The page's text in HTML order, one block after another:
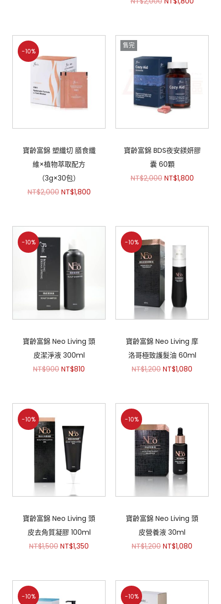
-10%
寶齡富錦 塑纖切 膳食纖
維×植物萃取配方
（3g×30包）
NT$2,000 NT$1,800
售完
寶齡富錦 BDS夜安鎂妍膠
囊 60顆
NT$2,000 NT$1,800
-10%
寶齡富錦 Neo Living 頭
皮潔淨液 300ml
NT$900 NT$810
-10%
寶齡富錦 Neo Living 摩
洛哥極致護髮油 60ml
NT$1,200 NT$1,080
-10%
寶齡富錦 Neo Living 頭
皮去角質凝膠 100ml
NT$1,500 NT$1,350
-10%
寶齡富錦 Neo Living 頭
皮營養液 30ml
NT$1,200 NT$1,080
-10% -10%